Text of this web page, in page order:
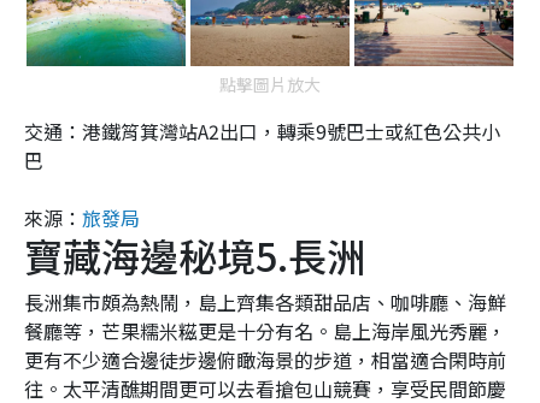
點擊圖片放大
交通：港鐵筲箕灣站A2出口，轉乘9號巴士或紅色公共小
巴
來源： 旅發局
寶藏海邊秘境5.長洲
長洲集市頗為熱鬧，島上齊集各類甜品店、咖啡廳、海鮮
餐廳等，芒果糯米糍更是十分有名。島上海岸風光秀麗，
更有不少適合邊徒步邊俯瞰海景的步道，相當適合閑時前
往。太平清醮期間更可以去看搶包山競賽，享受民間節慶